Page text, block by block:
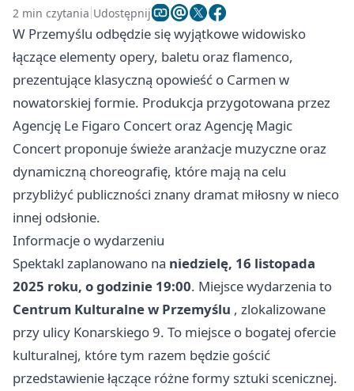
2 min czytania Udostępnij
W Przemyślu odbędzie się wyjątkowe widowisko
łączące elementy opery, baletu oraz flamenco,
prezentujące klasyczną opowieść o Carmen w
nowatorskiej formie. Produkcja przygotowana przez
Agencję Le Figaro Concert oraz Agencję Magic
Concert proponuje świeże aranżacje muzyczne oraz
dynamiczną choreografię, które mają na celu
przybliżyć publiczności znany dramat miłosny w nieco
innej odsłonie.
Informacje o wydarzeniu
Spektakl zaplanowano na niedzielę, 16 listopada
2025 roku, o godzinie 19:00. Miejsce wydarzenia to
Centrum Kulturalne w Przemyślu , zlokalizowane
przy ulicy Konarskiego 9. To miejsce o bogatej ofercie
kulturalnej, które tym razem będzie gościć
przedstawienie łączące różne formy sztuki scenicznej.